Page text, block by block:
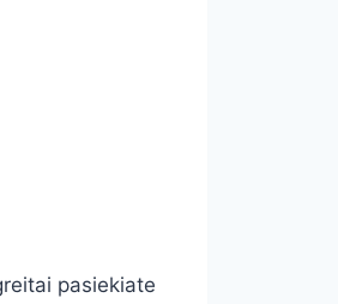
pasiekiate